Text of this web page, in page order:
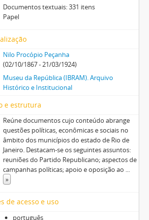
Documentos textuais: 331 itens
Papel
Nilo Procópio Peçanha
(02/10/1867 - 21/03/1924)
Museu da República (IBRAM). Arquivo
Histórico e Institucional
e estrutura
Reúne documentos cujo conteúdo abrange
questões políticas, econômicas e sociais no
âmbito dos municípios do estado de Rio de
Janeiro. Destacam-se os seguintes assuntos:
reuniões do Partido Republicano; aspectos de
campanhas políticas; apoio e oposição ao ...
»
de acesso e uso
português